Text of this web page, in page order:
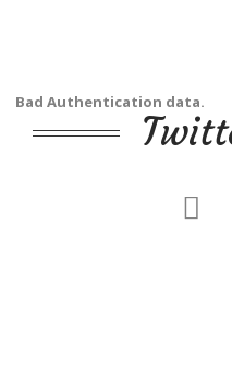
Bad Authentication data.